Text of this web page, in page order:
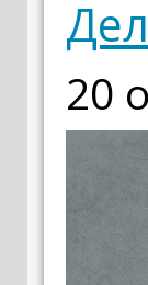
20